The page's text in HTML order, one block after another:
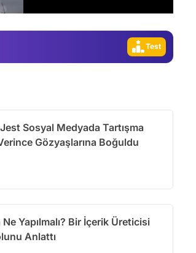
Test
Sosyal Medyada Tartışma
Gözyaşlarına Boğuldu
Yapılmalı? Bir İçerik Üreticisi
Anlattı